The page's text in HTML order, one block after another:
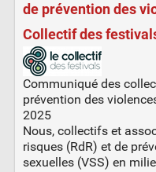
de prévention des
Collectif des
Communiqué des
prévention des
2025
Nous, collectifs et
risques (RdR) et de
sexuelles (VSS) en